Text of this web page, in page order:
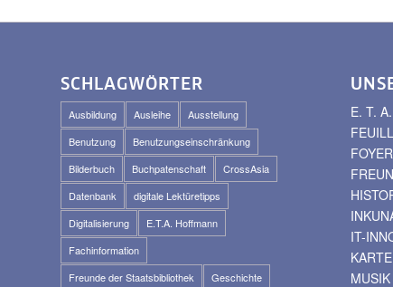
SCHLAGWÖRTER
Ausbildung Ausleihe
Ausstellung
Benutzung
Benutzungseinschränkung
Bilderbuch
Buchpatenschaft
CrossAsia
Datenbank
digitale Lektüretipps
Digitalisierung
E.T.A. Hoffmann
Fachinformation
Freunde der Staatsbibliothek
Geschichte
E. T.
FOYER
IT-
MUSIK